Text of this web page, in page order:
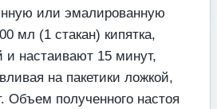
или эмалированную
мл (1 стакан) кипятка,
и настаивают 15 минут,
на пакетики ложкой,
Объем полученного настоя